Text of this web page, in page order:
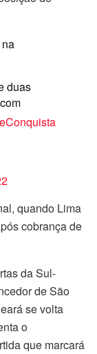
duas
quando Lima
cobrança de
da Sul-
de São
se volta
o
que marcará